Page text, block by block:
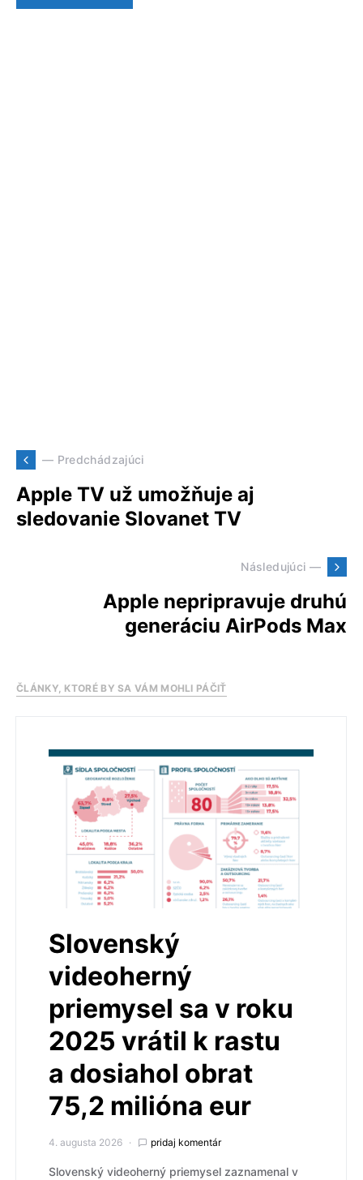
— Predchádzajúci
Apple TV už umožňuje aj
sledovanie Slovanet TV
Následujúci —
Apple nepripravuje druhú
generáciu AirPods Max
ČLÁNKY, KTORÉ BY SA VÁM MOHLI PÁČIŤ
Slovenský
videoherný
priemysel sa v roku
2025 vrátil k rastu
a dosiahol obrat
75,2 milióna eur
4. augusta 2026 pridaj komentár
Slovenský videoherný priemysel zaznamenal v